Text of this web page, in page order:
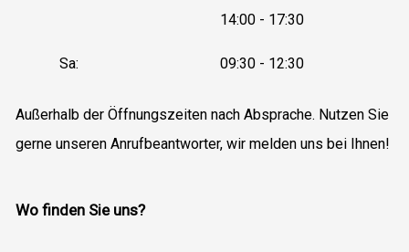
14:00 - 17:30
Sa: 09:30 - 12:30
Außerhalb der Öffnungszeiten nach Absprache. Nutzen Sie
gerne unseren Anrufbeantworter, wir melden uns bei Ihnen!
Wo finden Sie uns?